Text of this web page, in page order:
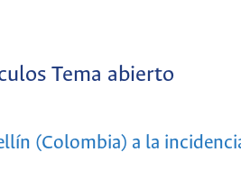
Tema abierto
(Colombia) a la